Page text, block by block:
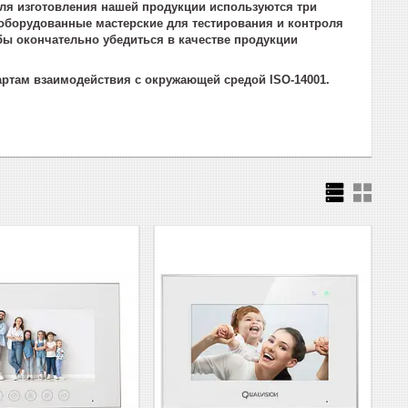
изготовления нашей продукции используются три
мастерские для тестирования и контроля
окончательно убедиться в качестве продукции
взаимодействия с окружающей средой ISO-14001.